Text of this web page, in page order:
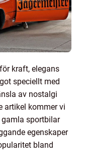
kraft, elegans
speciellt med
av nostalgi
artikel kommer vi
sportbilar
egenskaper
bland